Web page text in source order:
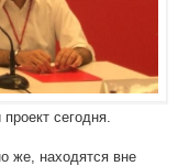
сегодня.
же, находятся вне